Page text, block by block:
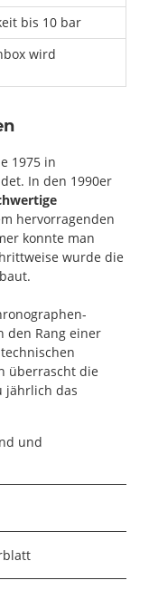
bis 10 bar
wird
1975 in
In den 1990er
hervorragenden
konnte man
wurde die
den Rang einer
überrascht die
jährlich das
und